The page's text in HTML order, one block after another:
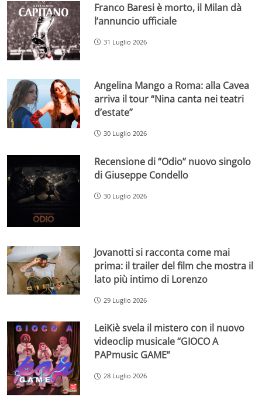
Franco Baresi è morto, il Milan dà
l’annuncio ufficiale
31 Luglio 2026
Angelina Mango a Roma: alla Cavea
arriva il tour “Nina canta nei teatri
d’estate”
30 Luglio 2026
Recensione di “Odio” nuovo singolo
di Giuseppe Condello
30 Luglio 2026
Jovanotti si racconta come mai
prima: il trailer del film che mostra il
lato più intimo di Lorenzo
29 Luglio 2026
LeiKiè svela il mistero con il nuovo
videoclip musicale “GIOCO A
PAPmusic GAME”
28 Luglio 2026